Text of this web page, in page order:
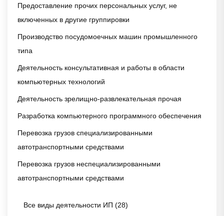
Предоставление прочих персональных услуг, не
включенных в другие группировки
Производство посудомоечных машин промышленного
типа
Деятельность консультативная и работы в области
компьютерных технологий
Деятельность зрелищно-развлекательная прочая
Разработка компьютерного программного обеспечения
Перевозка грузов специализированными
автотранспортными средствами
Перевозка грузов неспециализированными
автотранспортными средствами
Все виды деятельности ИП (28)